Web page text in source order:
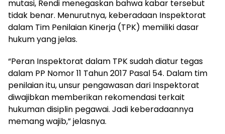
mutasi, Rendi menegaskan bahwa kabar tersebut
tidak benar. Menurutnya, keberadaan Inspektorat
dalam Tim Penilaian Kinerja (TPK) memiliki dasar
hukum yang jelas.
“Peran Inspektorat dalam TPK sudah diatur tegas
dalam PP Nomor 11 Tahun 2017 Pasal 54. Dalam tim
penilaian itu, unsur pengawasan dari Inspektorat
diwajibkan memberikan rekomendasi terkait
hukuman disiplin pegawai. Jadi keberadaannya
memang wajib,” jelasnya.